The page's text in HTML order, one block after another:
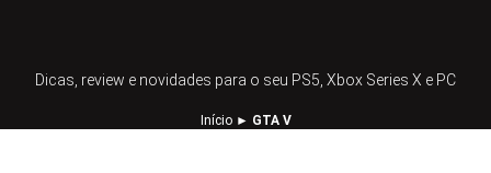
Dicas, review e novidades para o seu PS5, Xbox Series X e PC
Início► GTA V